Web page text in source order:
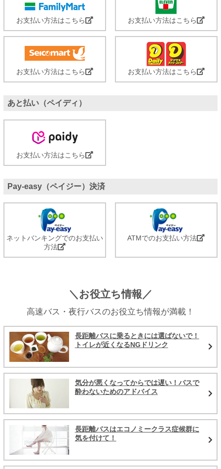
お支払い方法はこちら お支払い方法はこちら
お支払い方法はこちら お支払い方法はこちら
あと払い（ペイディ）
お支払い方法はこちら
Pay-easy（ペイジー）決済
ネットバンキングでのお支払い
方法
ATMでのお支払い方法
＼お役立ち情報／
高速バス・夜行バスのお役立ち情報が満載！
長距離バスに乗るときには選ばないで！
トイレが近くなるNGドリンク
気分が悪くなってからでは遅い！バスで
酔わないためのアドバイス
長距離バスはエコノミークラス症候群に
気を付けて！